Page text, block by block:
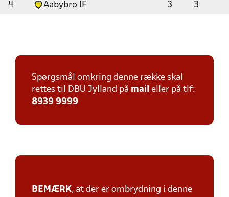
4 Aabybro IF 3 3
Spørgsmål omkring denne række skal
rettes til DBU Jylland på mail eller på tlf:
8939 9999
BEMÆRK, at der er ombrydning i denne